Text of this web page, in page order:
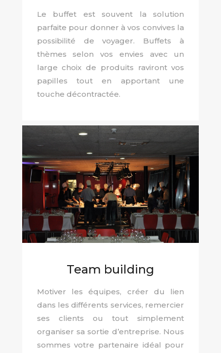
Le buffet est souvent la solution
parfaite pour donner à vos convives la
possibilité de voyager. Buffets à
thèmes selon vos envies avec un
large choix de produits raviront vos
papilles tout en apportant une
touche décontractée.
Team building
Motiver les équipes, créer du lien
dans les différents services, remercier
ses clients ou tout simplement
organiser sa sortie d’entreprise. Nous
sommes votre partenaire idéal pour